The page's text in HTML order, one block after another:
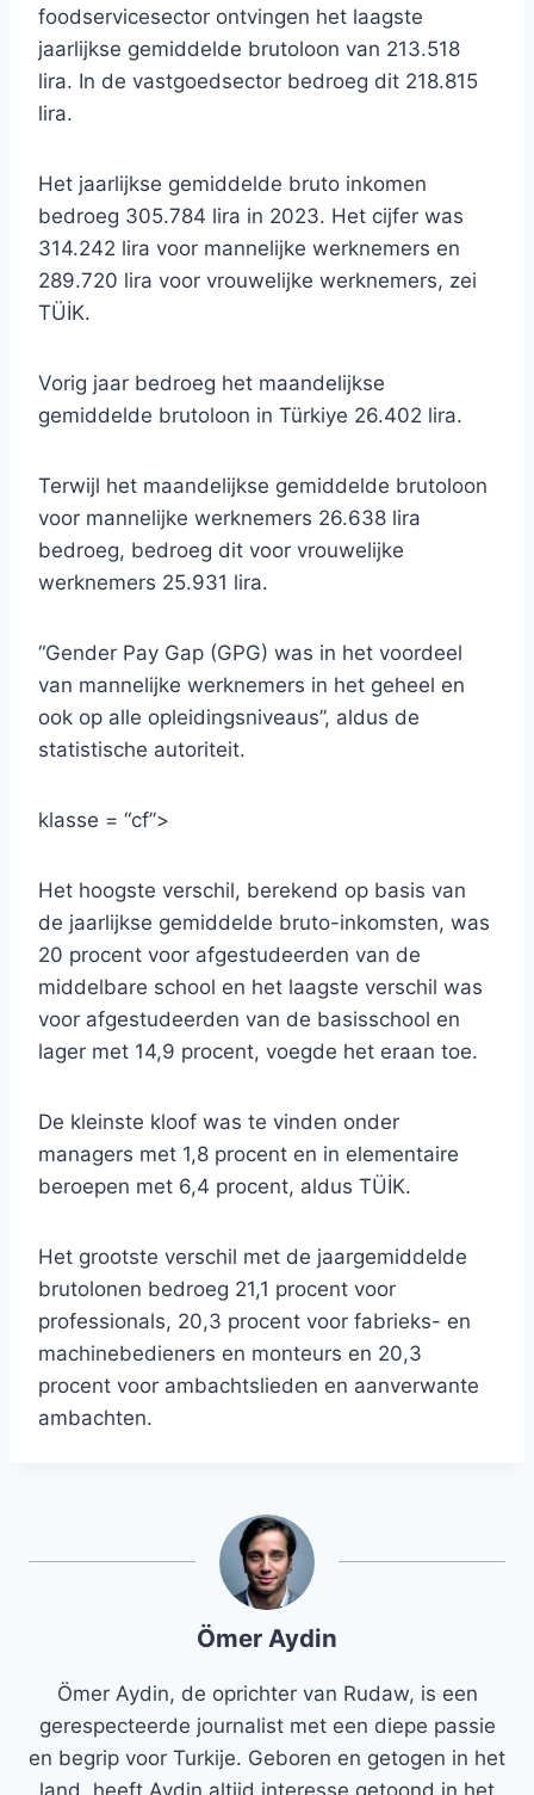
foodservicesector ontvingen het laagste
jaarlijkse gemiddelde brutoloon van 213.518
lira. In de vastgoedsector bedroeg dit 218.815
lira.
Het jaarlijkse gemiddelde bruto inkomen
bedroeg 305.784 lira in 2023. Het cijfer was
314.242 lira voor mannelijke werknemers en
289.720 lira voor vrouwelijke werknemers, zei
TÜİK.
Vorig jaar bedroeg het maandelijkse
gemiddelde brutoloon in Türkiye 26.402 lira.
Terwijl het maandelijkse gemiddelde brutoloon
voor mannelijke werknemers 26.638 lira
bedroeg, bedroeg dit voor vrouwelijke
werknemers 25.931 lira.
“Gender Pay Gap (GPG) was in het voordeel
van mannelijke werknemers in het geheel en
ook op alle opleidingsniveaus”, aldus de
statistische autoriteit.
klasse = “cf”>
Het hoogste verschil, berekend op basis van
de jaarlijkse gemiddelde bruto-inkomsten, was
20 procent voor afgestudeerden van de
middelbare school en het laagste verschil was
voor afgestudeerden van de basisschool en
lager met 14,9 procent, voegde het eraan toe.
De kleinste kloof was te vinden onder
managers met 1,8 procent en in elementaire
beroepen met 6,4 procent, aldus TÜİK.
Het grootste verschil met de jaargemiddelde
brutolonen bedroeg 21,1 procent voor
professionals, 20,3 procent voor fabrieks- en
machinebedieners en monteurs en 20,3
procent voor ambachtslieden en aanverwante
ambachten.
Ömer Aydin
Ömer Aydin, de oprichter van Rudaw, is een
gerespecteerde journalist met een diepe passie
en begrip voor Turkije. Geboren en getogen in het